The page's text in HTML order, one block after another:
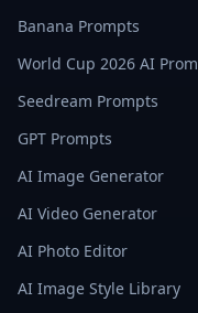
Banana Prompts
World Cup 2026 AI
Seedream Prompts
GPT Prompts
AI Image Generator
AI Video Generator
AI Photo Editor
AI Image Style Library